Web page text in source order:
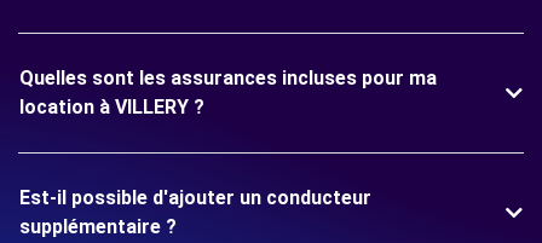
Quelles sont les assurances incluses pour ma
location à VILLERY ?
Est-il possible d'ajouter un conducteur
supplémentaire ?